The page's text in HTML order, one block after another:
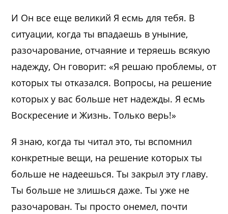
И Он все еще великий Я есмь для тебя. В
ситуации, когда ты впадаешь в уныние,
разочарование, отчаяние и теряешь всякую
надежду, Он говорит: «Я решаю проблемы, от
которых ты отказался. Вопросы, на решение
которых у вас больше нет надежды. Я есмь
Воскресение и Жизнь. Только верь!»
Я знаю, когда ты читал это, ты вспомнил
конкретные вещи, на решение которых ты
больше не надеешься. Ты закрыл эту главу.
Ты больше не злишься даже. Ты уже не
разочарован. Ты просто онемел, почти